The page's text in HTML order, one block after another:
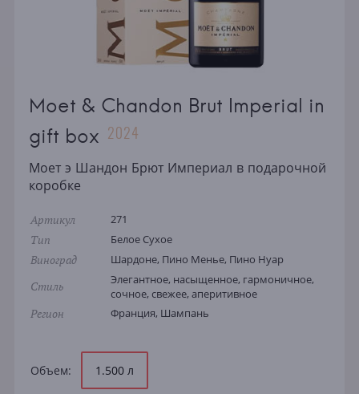
Moet & Chandon Brut Imperial in
gift box 2024
Моет э Шандон Брют Империал в подарочной
коробке
Артикул 271
Тип Белое Сухое
Виноград Шардоне, Пино Менье, Пино Нуар
Стиль
Элегантное, насыщенное, гармоничное,
сочное, свежее, аперитивное
Регион Франция, Шампань
Объем: 1.500 л